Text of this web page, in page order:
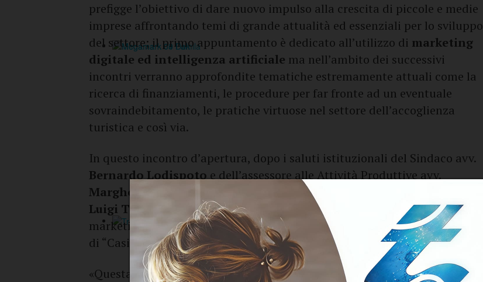
prefigge l’obiettivo di dare nuovo impulso alla crescita di piccole e medie
imprese affrontando temi di grande attualità ed essenziali per lo sviluppo
del settore; il primo appuntamento è dedicato all’utilizzo di marketing
digitale ed intelligenza artificiale ma nell’ambito dei successivi
incontri verranno approfondite tematiche estremamente attuali come la
ricerca di finanziamenti, le procedure per far fronte ad un eventuale
sovraindebitamento, le pratiche virtuose nel settore dell’accoglienza
turistica e così via.
In questo incontro d’apertura, dopo i saluti istituzionali del Sindaco avv.
Bernardo Lodispoto e dell’assessore alle Attività Produttive avv.
Margherita Leone
ci saranno due attesi interventi da parte dei relatori
Luigi Tangorra
The Digital Box
sul tema “Sviluppo delle PMI con
marketing digitale e AI” eClaudio Sinisi Esselle Consultingche parlerà
di “Casi pratici di marketing digitale e AI per lo sviluppo delle PMI”.
«Questa iniziativa si rivolge a tutte le attività produttive di Margherita di